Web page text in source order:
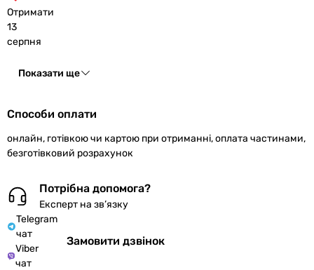
Отримати
13
серпня
Показати ще
Способи оплати
онлайн, готівкою чи картою при отриманні, оплата частинами,
безготівковий розрахунок
Потрібна допомога?
Експерт на зв’язку
Telegram
чат
Viber
чат
Замовити дзвінок